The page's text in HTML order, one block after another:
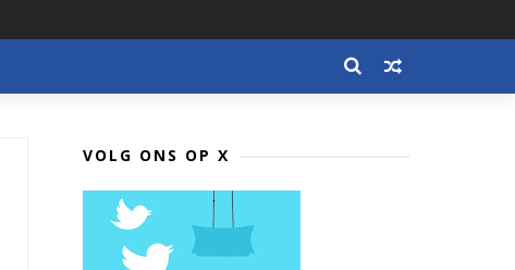
VOLG ONS OP X